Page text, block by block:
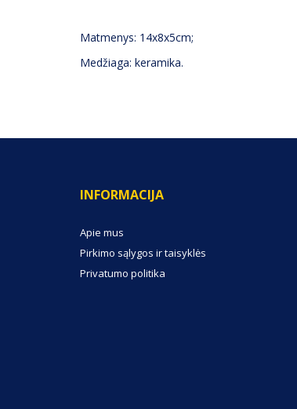
Matmenys: 14x8x5cm;
Medžiaga: keramika.
INFORMACIJA
Apie mus
Pirkimo sąlygos ir taisyklės
Privatumo politika